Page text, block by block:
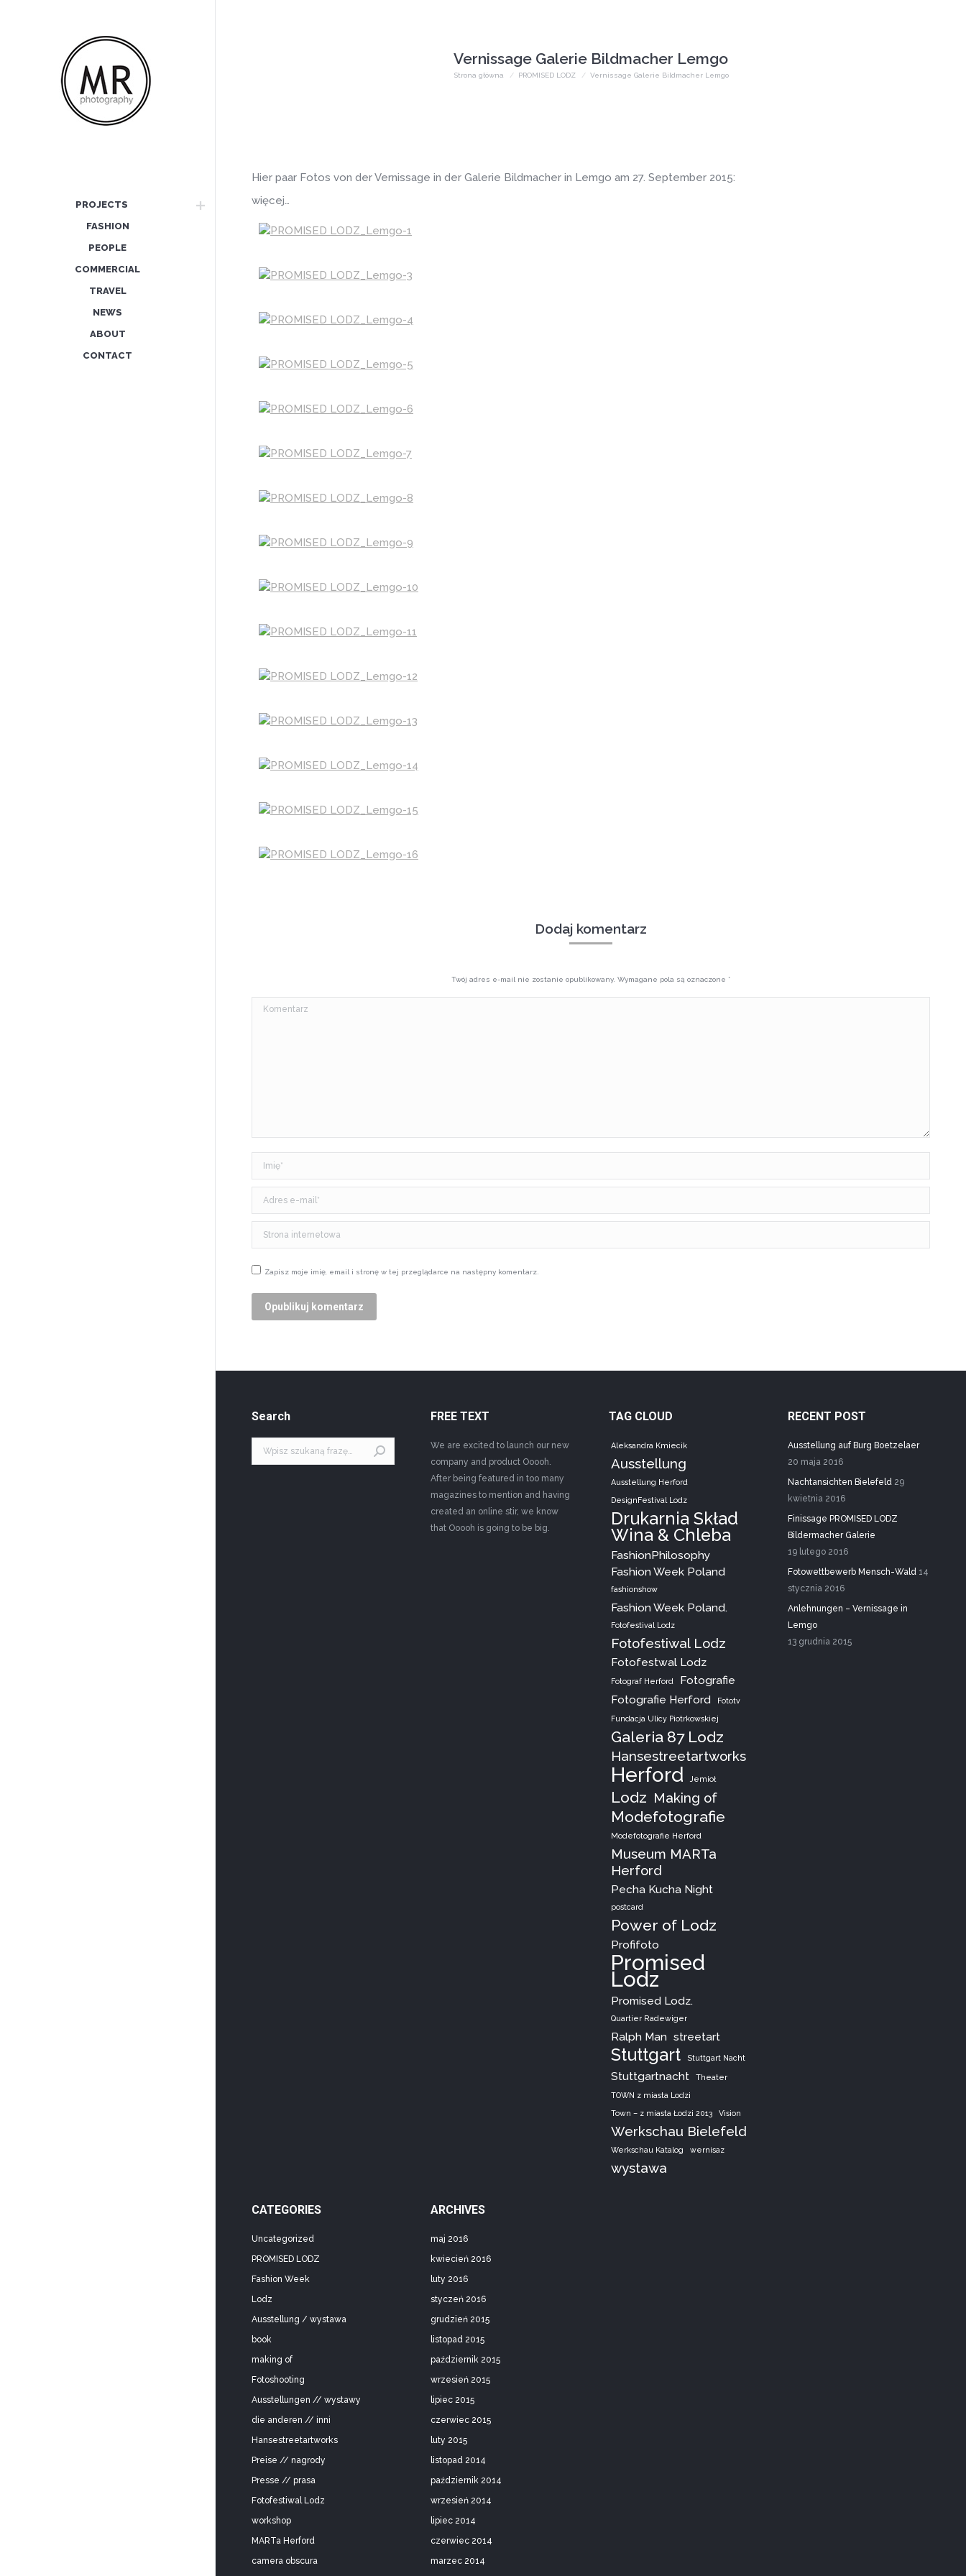
PROJECTS
FASHION
PEOPLE
COMMERCIAL
TRAVEL
NEWS
ABOUT
CONTACT
Vernissage Galerie Bildmacher Lemgo
Jesteś tutaj:
Strona główna PROMISED LODZ Vernissage Galerie Bildmacher Lemgo
Hier paar Fotos von der Vernissage in der Galerie Bildmacher in Lemgo am 27. September 2015:
więcej…
Dodaj komentarz
Twój adres e-mail nie zostanie opublikowany. Wymagane pola są oznaczone *
Komentarz
Imię *
Adres e-mail *
Strona internetowa
Zapisz moje imię, email i stronę w tej przeglądarce na następny komentarz.
Opublikuj komentarz
Search
Szukaj:
FREE TEXT
We are excited to launch our new
company and product Ooooh.
After being featured in too many
magazines to mention and having
created an online stir, we know
that Ooooh is going to be big.
TAG CLOUD
Aleksandra Kmiecik
Ausstellung
Ausstellung Herford
DesignFestival Lodz
Drukarnia Skład
Wina & Chleba
FashionPhilosophy
Fashion Week Poland
fashionshow
Fashion Week Poland.
Fotofestival Lodz
Fotofestiwal Lodz
Fotofestwal Lodz
Fotograf Herford
Fotografie
Fotografie Herford
Fototv
Fundacja Ulicy Piotrkowskiej
Galeria 87 Lodz
Hansestreetartworks
Herford Jemioł
Lodz Making of
Modefotografie
Modefotografie Herford
Museum MARTa
Herford
Pecha Kucha Night
postcard
Power of Lodz
Profifoto
Promised
Lodz
Promised Lodz.
Quartier Radewiger
Ralph Man streetart
Stuttgart Stuttgart Nacht
Stuttgartnacht Theater
TOWN z miasta Lodzi
Town – z miasta Łodzi 2013 Vision
Werkschau Bielefeld
Werkschau Katalog wernisaz
wystawa
RECENT POST
Ausstellung auf Burg Boetzelaer
20 maja 2016
Nachtansichten Bielefeld 29
kwietnia 2016
Finissage PROMISED LODZ
Bildermacher Galerie
19 lutego 2016
Fotowettbewerb Mensch-Wald 14
stycznia 2016
Anlehnungen – Vernissage in
Lemgo
13 grudnia 2015
CATEGORIES
Uncategorized
PROMISED LODZ
Fashion Week
Lodz
Ausstellung / wystawa
book
making of
Fotoshooting
Ausstellungen // wystawy
die anderen // inni
Hansestreetartworks
Preise // nagrody
Presse // prasa
Fotofestiwal Lodz
workshop
MARTa Herford
camera obscura
ARCHIVES
maj 2016
kwiecień 2016
luty 2016
styczeń 2016
grudzień 2015
listopad 2015
październik 2015
wrzesień 2015
lipiec 2015
czerwiec 2015
luty 2015
listopad 2014
październik 2014
wrzesień 2014
lipiec 2014
czerwiec 2014
marzec 2014